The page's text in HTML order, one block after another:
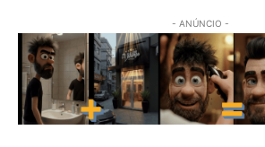
- ANÚNCIO -